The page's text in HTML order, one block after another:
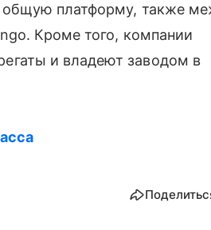
общую платформу, также
Кроме того, компании
и владеют заводом в